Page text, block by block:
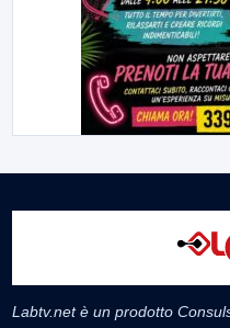
Labtv.net è un prodotto